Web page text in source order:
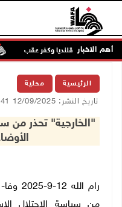
أهم الاخبار
الرئيسية محلية
تاريخ النشر: 12/09/2025 08:41 ص
"الخارجية" تحذر من
رام
من سياسة الاحتلال